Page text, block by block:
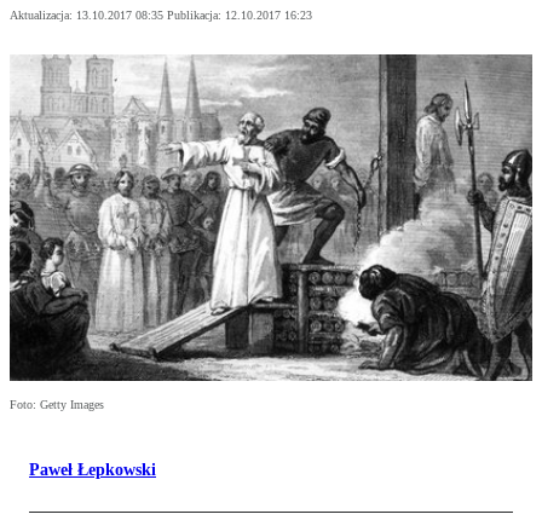
Aktualizacja: 13.10.2017 08:35 Publikacja: 12.10.2017 16:23
Foto: Getty Images
Paweł Łepkowski